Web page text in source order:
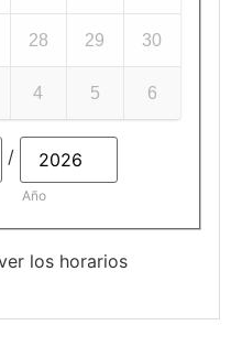
28 29 30
4 5 6
/
Año
los horarios